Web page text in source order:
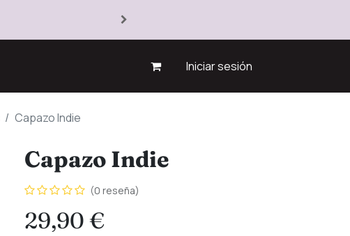
Iniciar sesión
Capazo Indie
Capazo Indie
(0 reseña)
29,90 €